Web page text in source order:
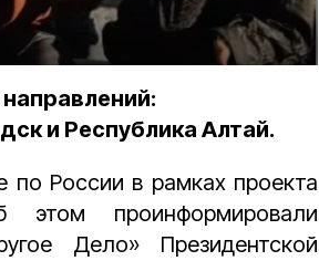
и Республика Алтай.
по России в рамках проекта
этом проинформировали
Дело» Президентской